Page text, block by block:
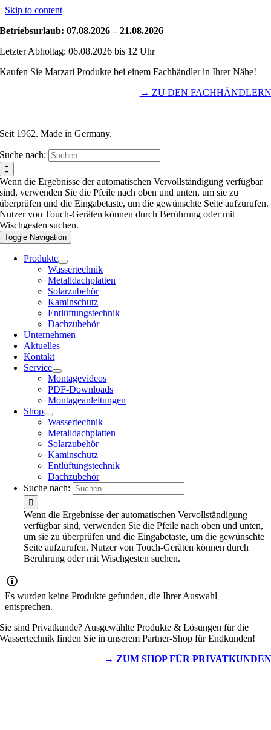
Skip to content
Betriebsurlaub: 07.08.2026 – 21.08.2026
Letzter Abholtag: 06.08.2026 bis 12 Uhr
Kaufen Sie Marzari Produkte bei einem Fachhändler in Ihrer Nähe!
→ ZU DEN FACHHÄNDLERN
Seit 1962. Made in Germany.
Suche nach:
Wenn die Ergebnisse der automatischen Vervollständigung verfügbar
sind, verwenden Sie die Pfeile nach oben und unten, um sie zu
überprüfen und die Eingabetaste, um die gewünschte Seite aufzurufen.
Nutzer von Touch-Geräten können durch Berührung oder mit
Wischgesten suchen.
Toggle Navigation
Produkte
Wassertechnik
Metalldachplatten
Solarzubehör
Kaminschutz
Entlüftungstechnik
Dachzubehör
Unternehmen
Aktuelles
Kontakt
Service
Montagevideos
PDF-Downloads
Montageanleitungen
Shop
Wassertechnik
Metalldachplatten
Solarzubehör
Kaminschutz
Entlüftungstechnik
Dachzubehör
Suche nach:
Wenn die Ergebnisse der automatischen Vervollständigung
verfügbar sind, verwenden Sie die Pfeile nach oben und unten,
um sie zu überprüfen und die Eingabetaste, um die gewünschte
Seite aufzurufen. Nutzer von Touch-Geräten können durch
Berührung oder mit Wischgesten suchen.
Es wurden keine Produkte gefunden, die Ihrer Auswahl
entsprechen.
Sie sind Privatkunde? Ausgewählte Produkte & Lösungen für die
Wassertechnik finden Sie in unserem Partner-Shop für Endkunden!
→ ZUM SHOP FÜR PRIVATKUNDEN